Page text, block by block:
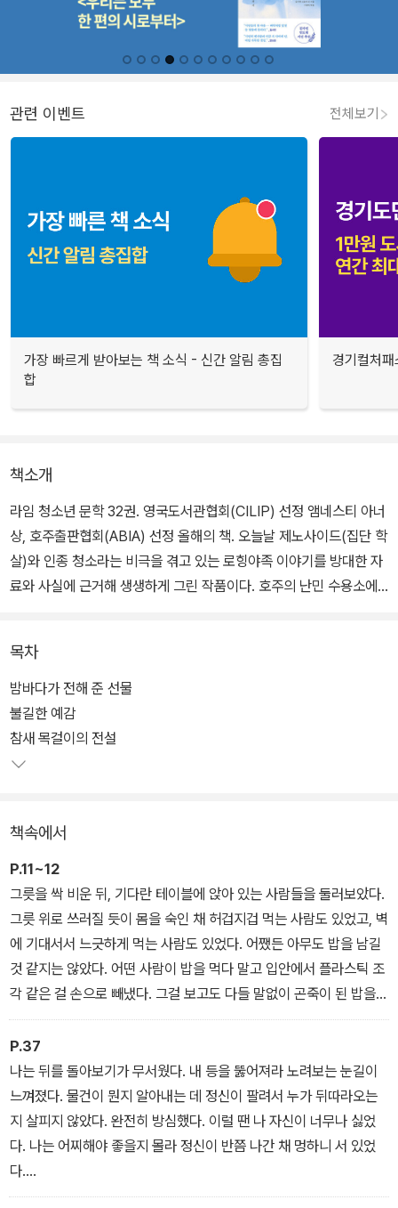
관련 이벤트 전체보기
가장 빠르게 받아보는 책 소식 - 신간 알림 총집
합
경기컬처
책소개
라임 청소년 문학 32권. 영국도서관협회(CILIP) 선정 앰네스티 아너
상, 호주출판협회(ABIA) 선정 올해의 책. 오늘날 제노사이드(집단 학
살)와 인종 청소라는 비극을 겪고 있는 로힝야족 이야기를 방대한 자
료와 사실에 근거해 생생하게 그린 작품이다. 호주의 난민 수용소에
수피는 난민 수용소에서 태어나 철저하게 바깥세상과 격리된 채 살아
간다. 머지않아 아빠가 구하러 오면, 가족 모두 수용소에서 나갈 수 있
으리라는 것이 유일한 희망이다. 그러나 현실은 녹록지 않다. 하루가
다르게 삶의 의지를 잃어가는 엄마, 자신들을 죽은 쥐에 비유하며 세
고 폭력적인 경비원들 등….
그러던 어느 날, 바깥세상에 사는 여자아이 지미가 철조망의 허술한
틈새를 통해 수용소 안으로 들어와 수피 앞에 나타난다. 처음 만났을
때부터 오래전부터 알고 지낸 듯한 친밀감과 동질감을 느낀 두 아이
는, 이후 서로의 일상과 상처를 공유하면서 마음을 나누게 된다.
는 난민의 현실을 보여 줌으로써 ‘사람답게 사는 것이 무엇인지’, 그리
고 ‘우리가 지켜야 하는 인간적인 가치’가 무엇인지 생각해 보게끔 한
다. 순수한 아이의 눈과 목소리를 통해 어둡고 아픈 현실을 비추기 때
문에 마냥 무겁지만은 않지만, 그로 인해 더욱 가슴 뭉클하게 긴 여운
목차
밤바다가 전해 준 선물
불길한 예감
참새 목걸이의 전설
책속에서
P.11~12
그릇을 싹 비운 뒤, 기다란 테이블에 앉아 있는 사람들을 둘러보았다.
그릇 위로 쓰러질 듯이 몸을 숙인 채 허겁지겁 먹는 사람도 있었고, 벽
에 기대서서 느긋하게 먹는 사람도 있었다. 어쨌든 아무도 밥을 남길
것 같지는 않았다. 어떤 사람이 밥을 먹다 말고 입안에서 플라스틱 조
각 같은 걸 손으로 빼냈다. 그걸 보고도 다들 말없이 곤죽이 된 밥을
숟가락으로 살살 저어 가면서 계속 먹었다.
엄마는 음식을 너무 가까이 들여다보지 말라고 했다. 설사 음식에서
파리나 벌레 같은 게 나오더라도 단백질을 먹을 수 있으니까 운이 좋
은 거라고 했다. 한번은 밥에서 사람의 것으로 보이는 이가 나온 적이
있었다.
“엄마, 이것도 운이 좋은 거예요?”
내가 고개를 갸우뚱거리며 묻자, 엄마가 이를 가만히 들여다보며 대
답했다.
P.37
나는 뒤를 돌아보기가 무서웠다. 내 등을 뚫어져라 노려보는 눈길이
느껴졌다. 물건이 뭔지 알아내는 데 정신이 팔려서 누가 뒤따라오는
지 살피지 않았다. 완전히 방심했다. 이럴 땐 나 자신이 너무나 싫었
다. 나는 어찌해야 좋을지 몰라 정신이 반쯤 나간 채 멍하니 서 있었
다.
눈을 내리깔고 천천히 뒤를 돌아보자, 햇빛에 번쩍이는 까만색 군화